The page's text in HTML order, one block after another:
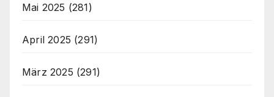
Mai 2025 (281)
April 2025 (291)
März 2025 (291)